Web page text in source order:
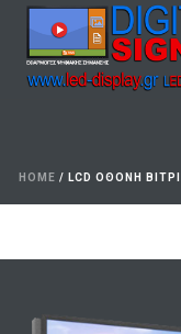
HOME / LCD ΟΘΟΝΗ